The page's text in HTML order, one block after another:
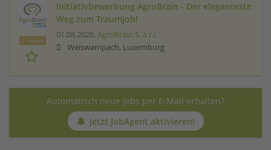
Featured
Initiativbewerbung AgroBrain - Der eleganteste
Weg zum Traumjob!
01.08.2026, AgroBrain S. à r.l.
Weiswampach, Luxemburg
Automatisch neue Jobs per E-Mail erhalten?
Jetzt JobAgent aktivieren!